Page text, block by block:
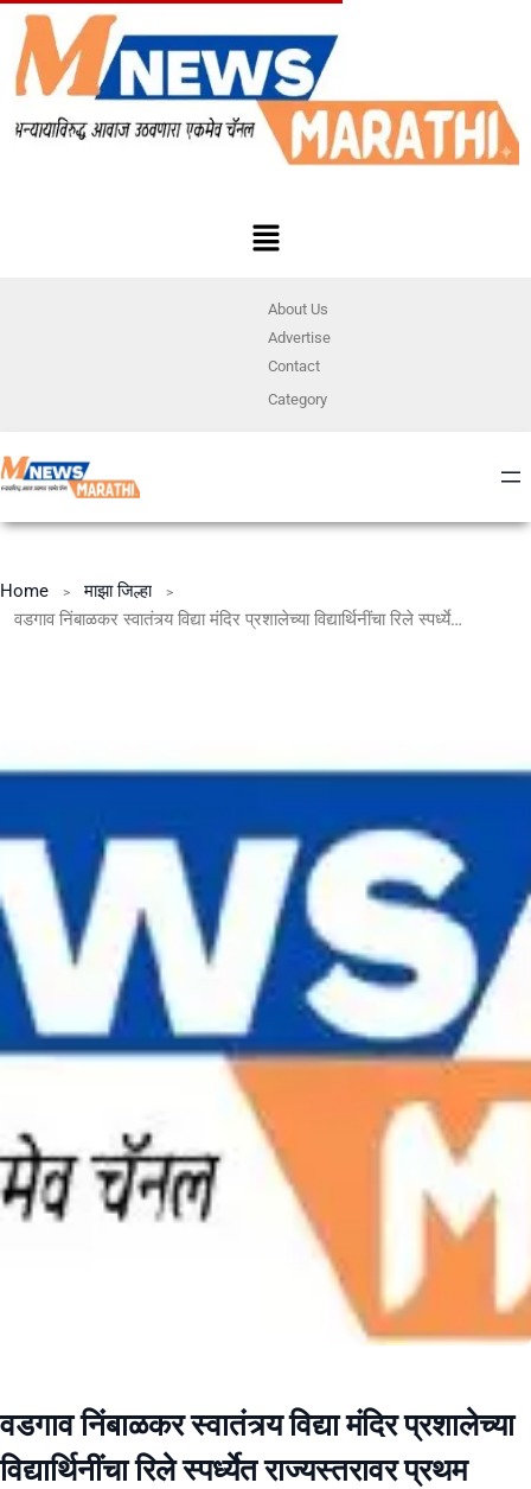
About Us
Advertise
Contact
Category
Home
माझा जिल्हा
वडगाव निंबाळकर स्वातंत्र्य विद्या मंदिर प्रशालेच्या विद्यार्थिनींचा रिले स्पर्ध्येत राज्यस्तरावर प्रथम क्रमांक
वडगाव निंबाळकर स्वातंत्र्य विद्या मंदिर प्रशालेच्या
विद्यार्थिनींचा रिले स्पर्ध्येत राज्यस्तरावर प्रथम